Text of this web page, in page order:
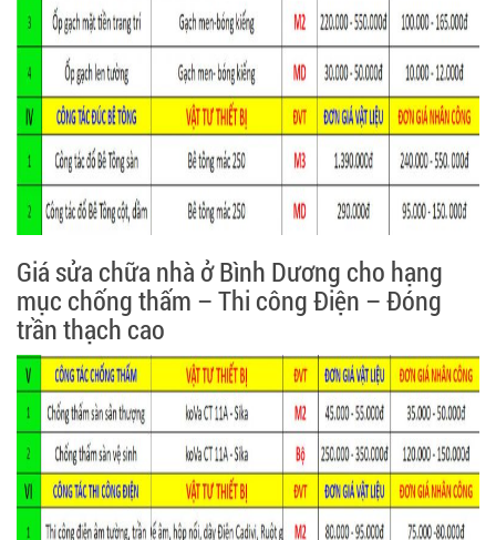
Giá sửa chữa nhà ở Bình Dương cho hạng
mục chống thấm – Thi công Điện – Đóng
trần thạch cao